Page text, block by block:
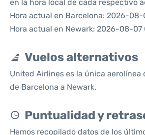
en la hora local de cada respectivo
Hora actual en Barcelona: 2026-08-
Hora actual en Newark: 2026-08-07
Vuelos alternativos
United Airlines es la única aerolínea
de Barcelona a Newark.
Puntualidad y
Hemos recopilado datos de los